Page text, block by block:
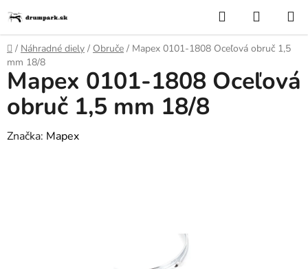
na
obsah
Hľadať
KOŠÍK
Domov
/ Náhradné diely / Obruče / Mapex 0101-1808 Oceľová obruč 1,5
mm 18/8
Mapex 0101-1808 Oceľová
obruč 1,5 mm 18/8
Značka: Mapex